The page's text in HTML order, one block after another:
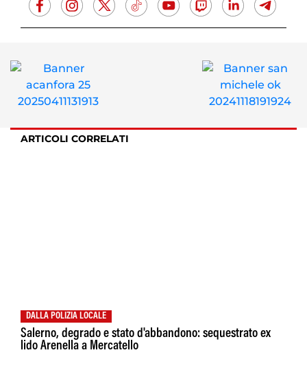
ARTICOLI CORRELATI
DALLA POLIZIA LOCALE
Salerno, degrado e stato d'abbandono: sequestrato ex
lido Arenella a Mercatello